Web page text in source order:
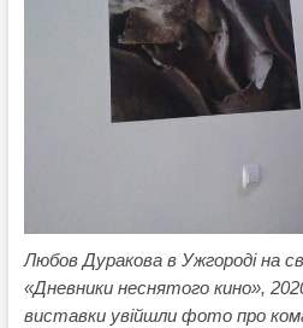
Любов Дуракова в Ужгороді на
«Дневники неснятого кино»,
виставки увійшли фото про